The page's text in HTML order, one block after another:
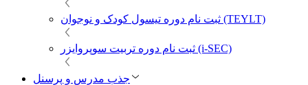
ثبت نام دوره تیسول کودک و نوجوان (TEYLT)
ثبت نام دوره تربیت سوپروایزر (i-SEC)
جذب مدرس و پرسنل